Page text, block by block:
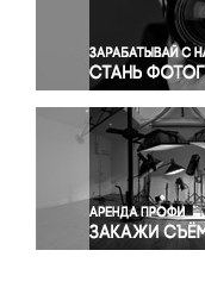
Правосудие
Религия
Светская
Спорт
Экология
Экономика и